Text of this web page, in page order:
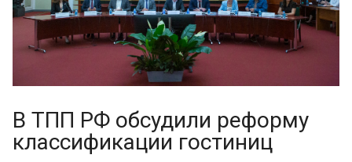
В ТПП РФ обсудили реформу
классификации гостиниц